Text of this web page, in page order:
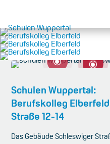
\ \
\
\
Schulen Wuppertal:
Berufskolleg
Straße 12-14
Das Gebäude Schleswiger